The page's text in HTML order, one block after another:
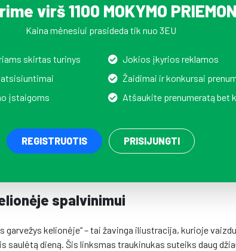
virš 1100 MOKYMO
Kaina mėnesiui prasideda tik nuo 3EU
skirtas turinys
įstaigoms
Jokios įkyrios reklamos
Žaidimai ir konkursai
Atšaukite prenumeratą bet
REGISTRUOTIS PRISIJUNGTI
spalvinimui
garvežys kelionėje“ – tai žavinga iliustracija, kurioje
saulėtą dieną. Šis linksmas traukinukas suteiks daug